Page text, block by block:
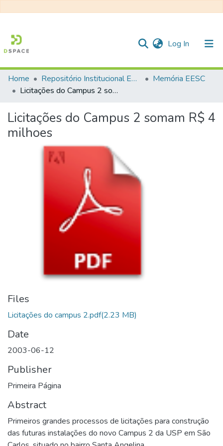
Log In (current)
Communities & Collections
Statistics
Home Repositório Institucional EESC
Memória EESC
Licitações do Campus 2 somam R$ 4 milhoes
Licitações do Campus 2 somam R$ 4
milhoes
Files
Licitações do campus 2.pdf(2.23 MB)
Date
2003-06-12
Publisher
Primeira Página
Abstract
Primeiros grandes processos de licitações para construção
das futuras instalações do novo Campus 2 da USP em São